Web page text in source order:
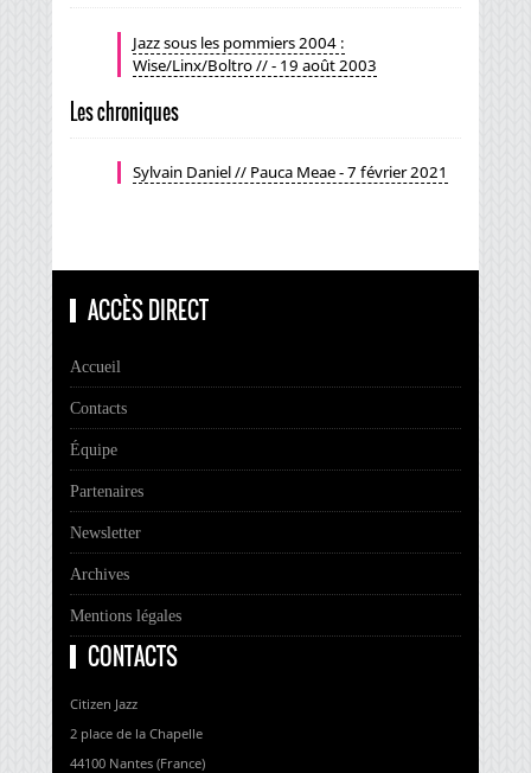
Jazz sous les pommiers 2004 :
Wise/Linx/Boltro // - 19 août 2003
Les chroniques
Sylvain Daniel // Pauca Meae - 7 février 2021
ACCÈS DIRECT
Accueil
Contacts
Équipe
Partenaires
Newsletter
Archives
Mentions légales
CONTACTS
Citizen Jazz
2 place de la Chapelle
44100 Nantes (France)